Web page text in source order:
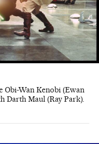
Obi-Wan Kenobi (Ewan
Darth Maul (Ray Park).